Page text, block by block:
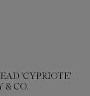
'CYPRIOTE'
& CO.